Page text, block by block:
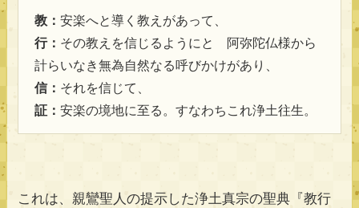
教： 安楽へと導く教えがあって、
行： その教えを信じるようにと 阿弥陀仏様から
計らいなき無為自然なる呼びかけがあり、
信： それを信じて、
証： 安楽の境地に至る。すなわちこれ浄土往生。
これは、親鸞聖人の提示した浄土真宗の聖典『教行